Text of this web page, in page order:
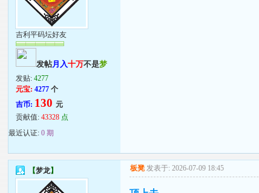
吉利平码坛好友
发帖月入十万不是梦
发贴:4277
元宝: 4277个
吉币: 130元
贡献值:43328 点
最近认证:0 期
【梦龙】 板凳 发表于: 2026-07-09 18:45